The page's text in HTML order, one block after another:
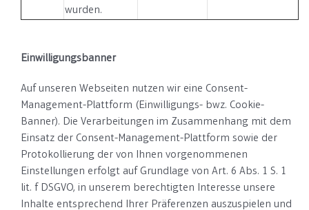
wurden.
Einwilligungsbanner
Auf unseren Webseiten nutzen wir eine Consent-
Management-Plattform (Einwilligungs- bwz. Cookie-
Banner). Die Verarbeitungen im Zusammenhang mit dem
Einsatz der Consent-Management-Plattform sowie der
Protokollierung der von Ihnen vorgenommenen
Einstellungen erfolgt auf Grundlage von Art. 6 Abs. 1 S. 1
lit. f DSGVO, in unserem berechtigten Interesse unsere
Inhalte entsprechend Ihrer Präferenzen auszuspielen und